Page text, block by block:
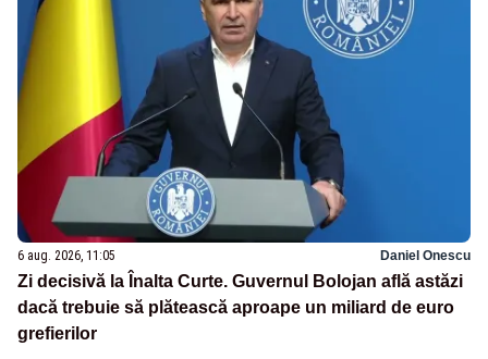
6 aug. 2026, 11:05 Daniel Onescu
Zi decisivă la Înalta Curte. Guvernul Bolojan află astăzi
dacă trebuie să plătească aproape un miliard de euro
grefierilor